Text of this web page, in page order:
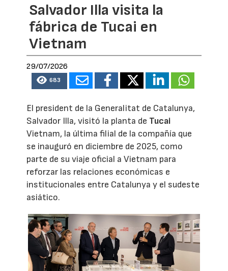
Salvador Illa visita la
fábrica de Tucai en
Vietnam
29/07/2026
683
El president de la Generalitat de Catalunya,
Salvador Illa, visitó la planta de Tucai
Vietnam, la última filial de la compañía que
se inauguró en diciembre de 2025, como
parte de su viaje oficial a Vietnam para
reforzar las relaciones económicas e
institucionales entre Catalunya y el sudeste
asiático.